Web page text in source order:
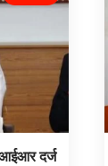
दर्ज